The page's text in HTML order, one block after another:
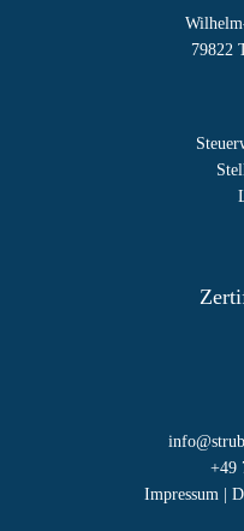
79822
+49
Impressum